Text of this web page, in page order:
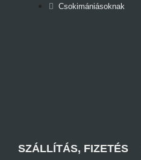
Csokimániásoknak
SZÁLLÍTÁS, FIZETÉS